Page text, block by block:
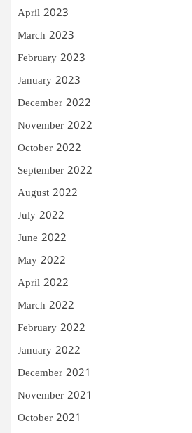
April 2023
March 2023
February 2023
January 2023
December 2022
November 2022
October 2022
September 2022
August 2022
July 2022
June 2022
May 2022
April 2022
March 2022
February 2022
January 2022
December 2021
November 2021
October 2021